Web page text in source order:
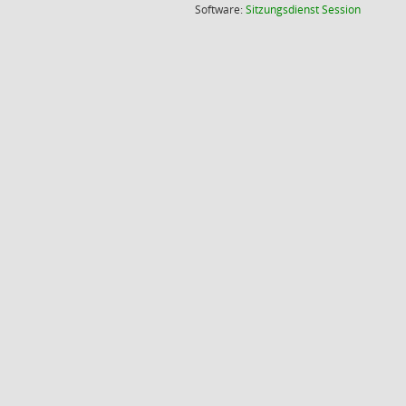
Software:SitzungsdienstSession(Wird in